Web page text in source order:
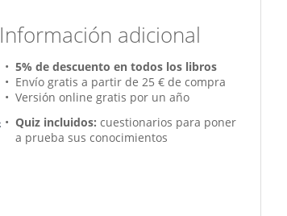
Información adicional
5% de descuento en todos los libros
Envío gratis a partir de 25 € de compra
Versión online gratis por un año
Quiz incluidos: cuestionarios para poner
a prueba sus conocimientos